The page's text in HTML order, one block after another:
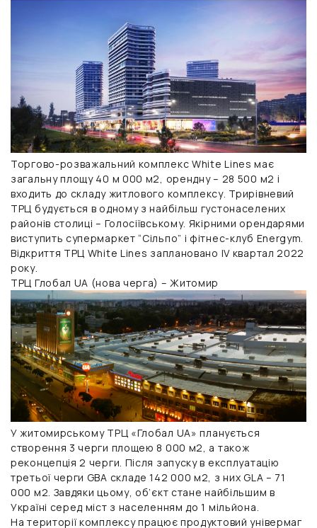
Торгово-розважальний комплекс White Lines має
загальну площу 40 м 000 м2, орендну – 28 500 м2 і
входить до складу житлового комплексу. Трирівневий
ТРЦ будується в одному з найбільш густонаселених
районів столиці – Голосіївському. Якірними орендарями
виступить супермаркет “Сільпо” і фітнес-клуб Energym.
Відкриття ТРЦ White Lines заплановано IV квартал 2022
року.
ТРЦ Глобал UA (нова черга) – Житомир
У житомирському ТРЦ «Глобал UA» планується
створення 3 черги площею 8 000 м2, а також
реконцепція 2 черги. Після запуску в експлуатацію
третьої черги GBA складе 142 000 м2, з них GLA – 71
000 м2. Завдяки цьому, об’єкт стане найбільшим в
Україні серед міст з населенням до 1 мільйона.
На території комплексу працює продуктовий універмаг